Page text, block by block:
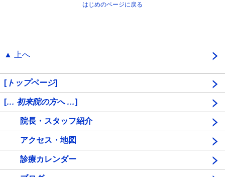
はじめのページに戻る
▲ 上へ
[トップページ]
[… 初来院の方へ …]
院長・スタッフ紹介
アクセス・地図
診療カレンダー